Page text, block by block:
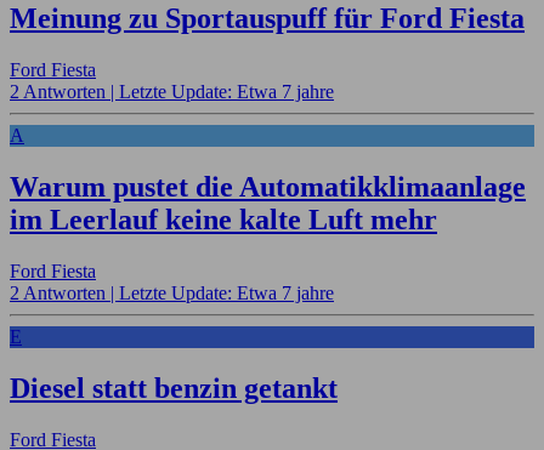
Meinung zu Sportauspuff für Ford Fiesta
Ford Fiesta
2 Antworten | Letzte Update: Etwa 7 jahre
A
Warum pustet die Automatikklimaanlage
im Leerlauf keine kalte Luft mehr
Ford Fiesta
2 Antworten | Letzte Update: Etwa 7 jahre
E
Diesel statt benzin getankt
Ford Fiesta